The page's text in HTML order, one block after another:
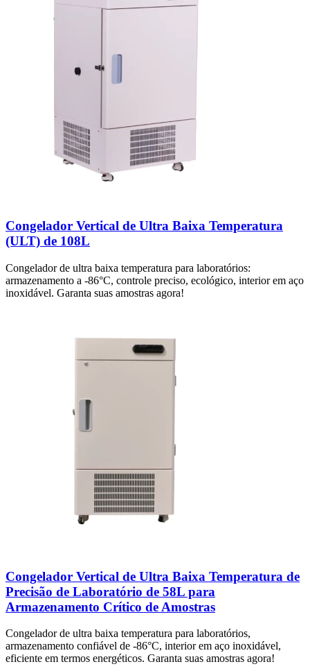
Congelador Vertical de Ultra Baixa Temperatura
(ULT) de 108L
Congelador de ultra baixa temperatura para laboratórios:
armazenamento a -86°C, controle preciso, ecológico, interior em aço
inoxidável. Garanta suas amostras agora!
Congelador Vertical de Ultra Baixa Temperatura de
Precisão de Laboratório de 58L para
Armazenamento Crítico de Amostras
Congelador de ultra baixa temperatura para laboratórios,
armazenamento confiável de -86°C, interior em aço inoxidável,
eficiente em termos energéticos. Garanta suas amostras agora!